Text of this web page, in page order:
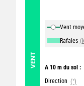
VENT
Vent
Rafales
A 10 m du sol :
Direction (°)